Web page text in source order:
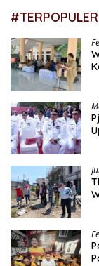
#TERPOPULER